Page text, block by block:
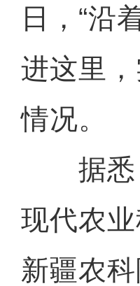
日，“沿
进这里
情况。
据悉，
现代农
新疆农